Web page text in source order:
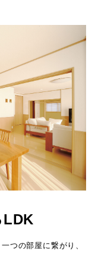
LDK
つの部屋に繋がり、